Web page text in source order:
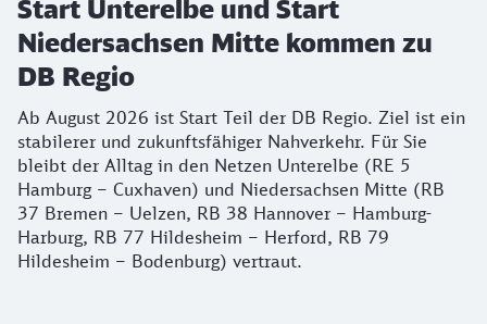
Start Unterelbe und Start
Niedersachsen Mitte kommen zu
DB Regio
Ab August 2026 ist Start Teil der DB Regio. Ziel ist ein
stabilerer und zukunftsfähiger Nahverkehr. Für Sie
bleibt der Alltag in den Netzen Unterelbe (RE 5
Hamburg – Cuxhaven) und Niedersachsen Mitte (RB
37 Bremen – Uelzen, RB 38 Hannover – Hamburg-
Harburg, RB 77 Hildesheim – Herford, RB 79
Hildesheim – Bodenburg) vertraut.